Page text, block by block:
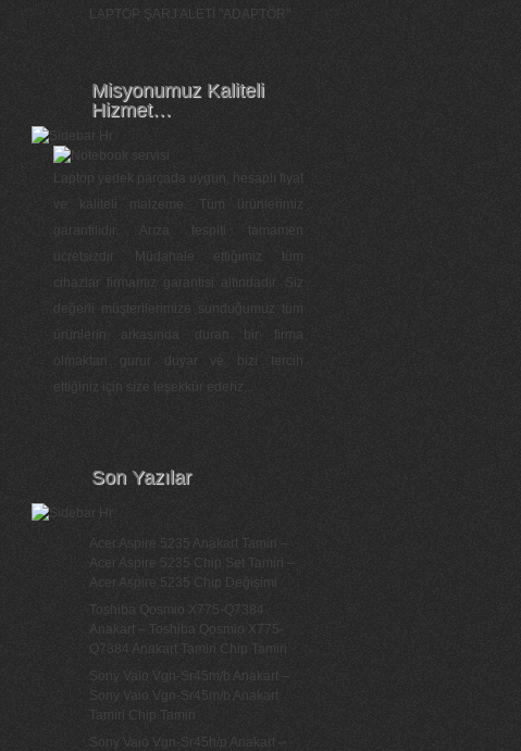
LAPTOP ŞARJ ALETİ "ADAPTÖR"
Misyonumuz Kaliteli
Hizmet…
Laptop yedek parçada uygun, hesaplı fiyat
ve kaliteli malzeme. Tüm ürünlerimiz
garantilidir. Arıza tespiti tamamen
ücretsizdir. Müdahale ettiğimiz tüm
cihazlar firmamız garantisi altındadır. Siz
değerli müşterilerimize sunduğumuz tüm
ürünlerin arkasında duran bir firma
olmaktan gurur duyar ve bizi tercih
ettiğiniz için size teşekkür ederiz...
Son Yazılar
Acer Aspire 5235 Anakart Tamiri –
Acer Aspire 5235 Chip Set Tamiri –
Acer Aspire 5235 Chip Değişimi
Toshiba Qosmio X775-Q7384
Anakart – Toshiba Qosmio X775-
Q7384 Anakart Tamiri Chip Tamiri
Sony Vaio Vgn-Sr45m/b Anakart –
Sony Vaio Vgn-Sr45m/b Anakart
Tamiri Chip Tamiri
Sony Vaio Vgn-Sr45h/p Anakart –